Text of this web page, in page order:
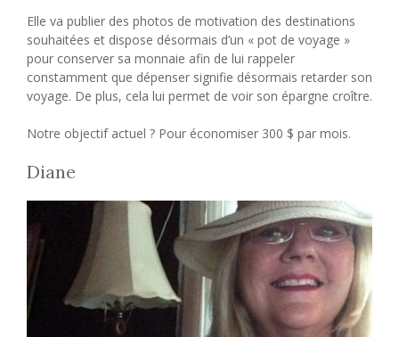
Elle va publier des photos de motivation des destinations
souhaitées et dispose désormais d’un « pot de voyage »
pour conserver sa monnaie afin de lui rappeler
constamment que dépenser signifie désormais retarder son
voyage. De plus, cela lui permet de voir son épargne croître.
Notre objectif actuel ? Pour économiser 300 $ par mois.
Diane